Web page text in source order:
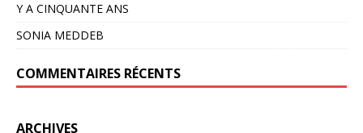
Y A CINQUANTE ANS
SONIA MEDDEB
COMMENTAIRES RÉCENTS
ARCHIVES